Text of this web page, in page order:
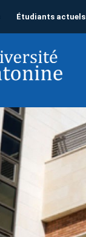
Étudiants actuels